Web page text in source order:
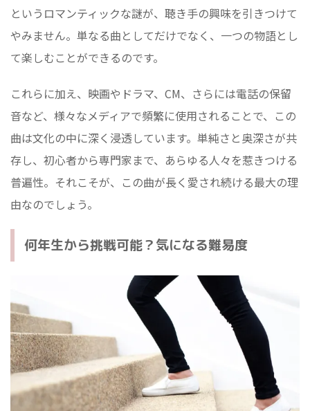
というロマンティックな謎が、聴き手の興味を引きつけて
やみません。単なる曲としてだけでなく、一つの物語とし
て楽しむことができるのです。
これらに加え、映画やドラマ、CM、さらには電話の保留
音など、様々なメディアで頻繁に使用されることで、この
曲は文化の中に深く浸透しています。単純さと奥深さが共
存し、初心者から専門家まで、あらゆる人々を惹きつける
普遍性。それこそが、この曲が長く愛され続ける最大の理
由なのでしょう。
何年生から挑戦可能？気になる難易度